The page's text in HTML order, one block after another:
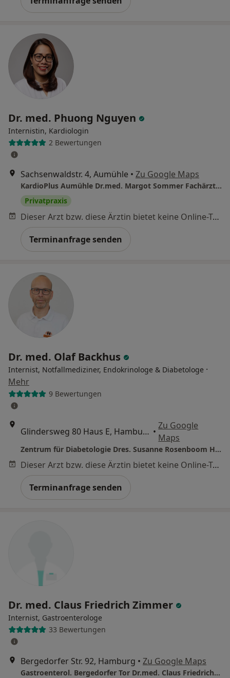
Dr. med. Phuong Nguyen
Internistin, Kardiologin
2 Bewertungen
Sachsenwaldstr. 4, Aumühle • Zu Google Maps
KardioPlus Aumühle Dr.med. Margot Sommer Fachärztin für Innere Medizin und Kardiologie
Privatpraxis
Dieser Arzt bzw. diese Ärztin bietet keine Online-Terminbuchung an diesem Standort an.
Terminanfrage senden
Dr. med. Olaf Backhus
Internist, Notfallmediziner, Endokrinologe & Diabetologe ·
Mehr
9 Bewertungen
Glindersweg 80 Haus E, Hamburg •
Zu Google
Maps
Zentrum für Diabetologie Dres. Susanne Rosenboom Heidi Stendel Olaf Backhus u.w.
Dieser Arzt bzw. diese Ärztin bietet keine Online-Terminbuchung an diesem Standort an.
Terminanfrage senden
Dr. med. Claus Friedrich Zimmer
Internist, Gastroenterologe
33 Bewertungen
Bergedorfer Str. 92, Hamburg • Zu Google Maps
Gastroenterol. Bergedorfer Tor Dr.med. Claus Friedrich Zimmer Facharzt für Innere Medizin und Gastroenterologie